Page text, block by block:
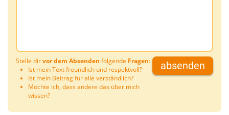
Stelle dirvor dem Absenden folgende Fragen:
Ist mein Text freundlich und respektvoll?
Ist mein Beitrag für alle verständlich?
Möchte ich, dass andere das über mich
wissen?
absenden